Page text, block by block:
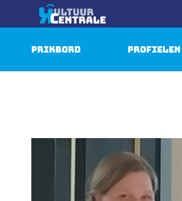
Prikbord Profielen